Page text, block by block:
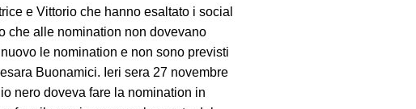
e Vittorio che hanno esaltato i social
che alle nomination non dovevano
le nomination e non sono previsti
Buonamici. Ieri sera 27 novembre
nero doveva fare la nomination in